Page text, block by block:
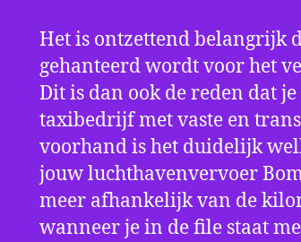
Het is ontzettend belangrijk
gehanteerd wordt voor het
Dit is dan ook de reden dat
taxibedrijf met vaste en
voorhand is het duidelijk
jouw luchthavenvervoer
meer afhankelijk van de
wanneer je in de file staat